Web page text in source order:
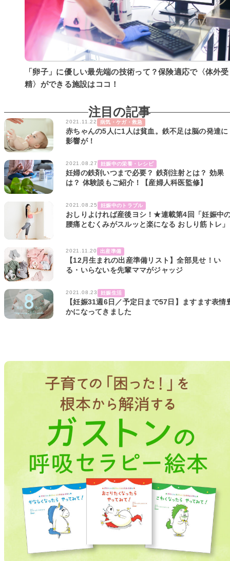
「卵子」に優しい最先端の技術って？保険適応で〈体外受
精〉ができる施設はココ！
注目の記事
2021.11.22 病気・ケガ・救急
赤ちゃんの5人に1人は貧血。鉄不足は脳の発達に
影響が！
2021.08.27 妊娠中の栄養・レシピ
妊婦の鉄剤いつまで必要？ 鉄剤注射とは？ 効果
は？ 体験談もご紹介！【産婦人科医監修】
2021.08.25 妊娠中のトラブル
おしりよければ産後ヨシ！★連載第4回「妊娠中
腰痛とむくみがスルッと楽になる おしり筋トレ」
2021.11.20 出産準備
【12月生まれの出産準備リスト】全部見せ！い
る・いらないを先輩ママがジャッジ
2021.08.23 妊娠生活
【妊娠31週6日／予定日まで57日】ますます表情
かになってきました